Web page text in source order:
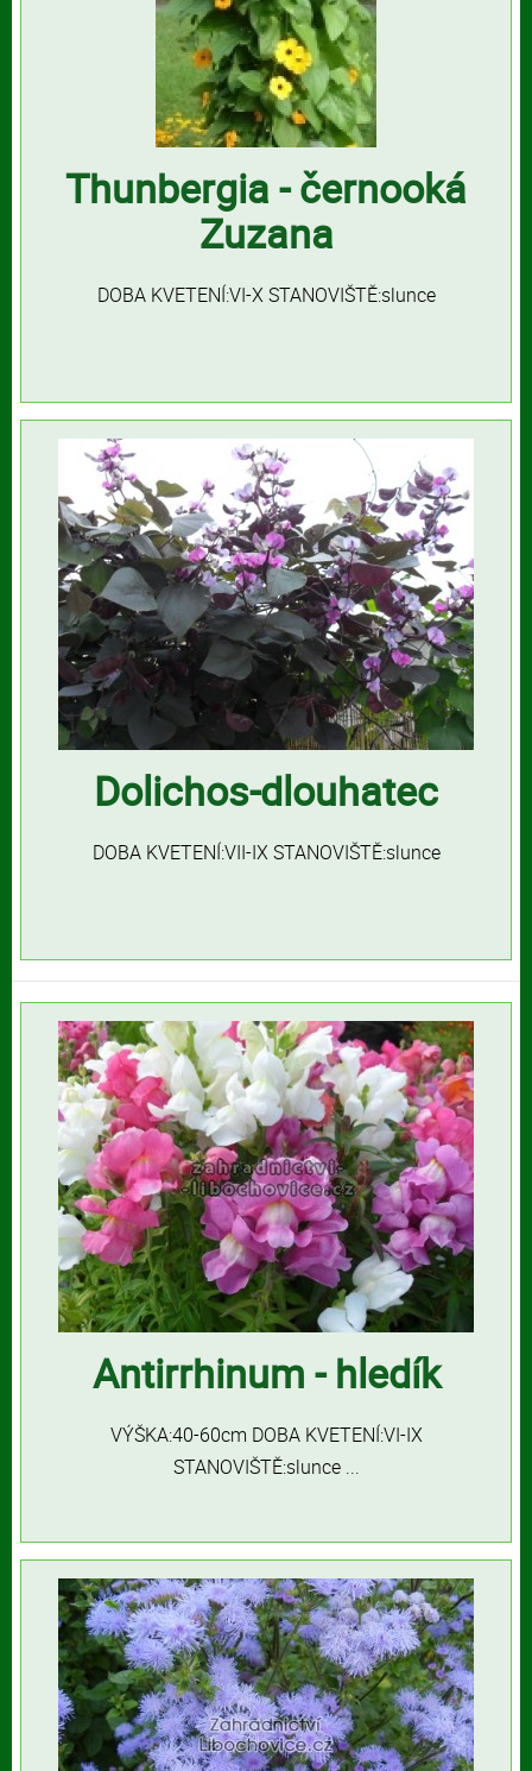
Thunbergia - černooká
Zuzana
DOBA KVETENÍ:VI-X STANOVIŠTĚ:slunce
Dolichos-dlouhatec
DOBA KVETENÍ:VII-IX STANOVIŠTĚ:slunce
Antirrhinum - hledík
VÝŠKA:40-60cm DOBA KVETENÍ:VI-IX
STANOVIŠTĚ:slunce ...